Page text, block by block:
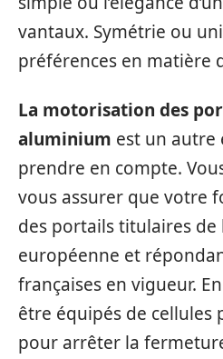
vantaux. Symétrie ou
préférences en matière
La motorisation des
aluminium est un autre
prendre en compte.
vous assurer que votre
des portails titulaires
européenne et
françaises en vigueur.
être équipés de cellules
pour arrêter la